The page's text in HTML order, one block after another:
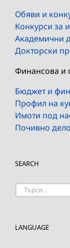
Обяви и
Конкурси за
Академични
Докторски
Финансова и
Бюджет и
Профил на
Имоти под
Почивно дело
SEARCH
Търсене
LANGUAGE